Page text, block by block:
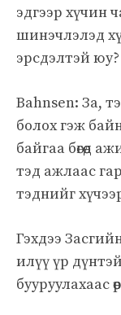
эдгээр хүчин
шинэчлэлэд
эрсдэлтэй юу?
Bahnsen: За,
болох гэж
байгаа бөгөөд
тэд ажлаас
тэднийг
Гэхдээ
илүү үр
бууруулахаас